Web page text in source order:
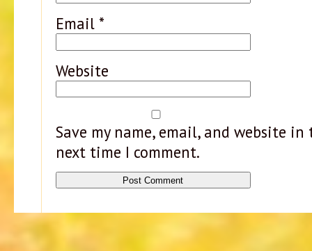
Email *
Website
Save my name, email, and website
next time I comment.